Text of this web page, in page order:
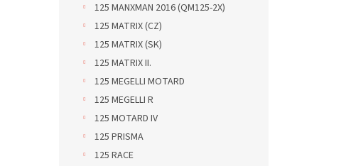
125 MANXMAN 2016 (QM125-2X)
125 MATRIX (CZ)
125 MATRIX (SK)
125 MATRIX II.
125 MEGELLI MOTARD
125 MEGELLI R
125 MOTARD IV
125 PRISMA
125 RACE